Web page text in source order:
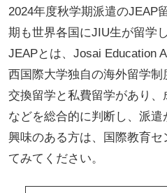
2024年度秋学期派遣のJEAP
期も世界各国にJIU生が留学
JEAPとは、Josai Education
西国際大学独自の海外留学制
交換留学と私費留学があり
などを総合的に判断し、派遣
興味のある方は、国際教育
てみてください。